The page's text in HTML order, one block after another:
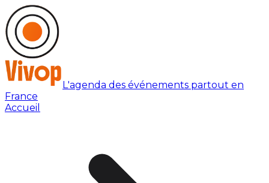
L'agenda des événements partout en
France
Accueil